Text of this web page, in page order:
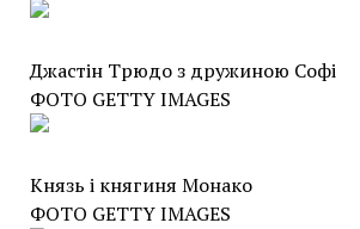
Джастін Трюдо з дружиною Софі
ФОТО GETTY IMAGES
Князь і княгиня Монако
ФОТО GETTY IMAGES